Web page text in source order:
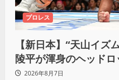
プロレス
【新日本】“天山イズ
陵平が渾身のヘッド
らタップ奪取 執念の
2026年8月7日